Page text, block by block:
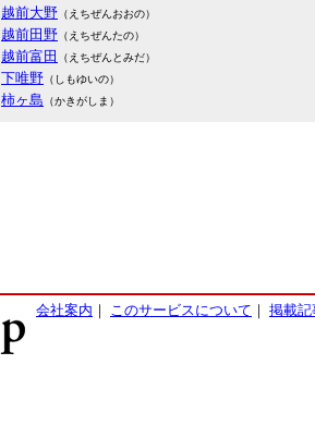
越前大野 （えちぜんおおの）
越前田野 （えちぜんたの）
越前富田 （えちぜんとみだ）
下唯野 （しもゆいの）
柿ヶ島 （かきがしま）
会社案内 ｜ このサービスについて ｜ 掲載記